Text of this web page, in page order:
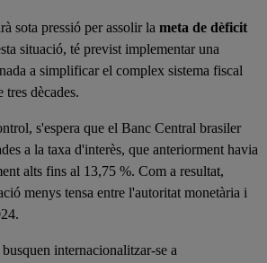
sota pressió per assolir la meta de dèficit
situació, té previst implementar una
a simplificar el complex sistema fiscal
tres dècades.
s'espera que el Banc Central brasiler
a la taxa d'interès, que anteriorment havia
alts fins al 13,75 %. Com a resultat,
menys tensa entre l'autoritat monetària i
internacionalitzar-se a